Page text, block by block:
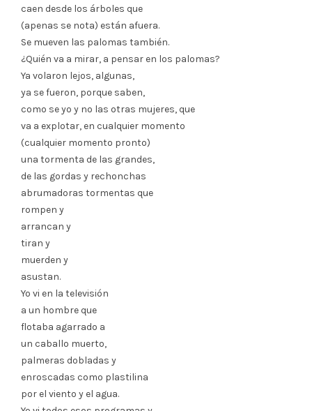
caen desde los árboles que
(apenas se nota) están afuera.
Se mueven las palomas también.
¿Quién va a mirar, a pensar en los palomas?
Ya volaron lejos, algunas,
ya se fueron, porque saben,
como se yo y no las otras mujeres, que
va a explotar, en cualquier momento
(cualquier momento pronto)
una tormenta de las grandes,
de las gordas y rechonchas
abrumadoras tormentas que
rompen y
arrancan y
tiran y
muerden y
asustan.
Yo vi en la televisión
a un hombre que
flotaba agarrado a
un caballo muerto,
palmeras dobladas y
enroscadas como plastilina
por el viento y el agua.